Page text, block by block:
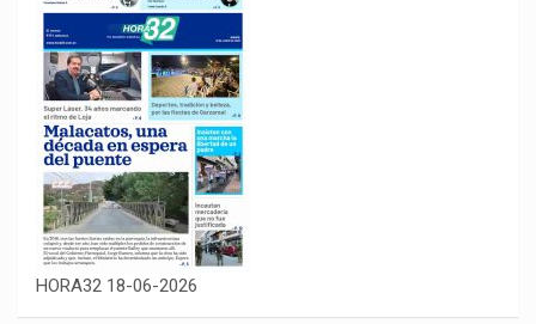
HORA32 18-06-2026